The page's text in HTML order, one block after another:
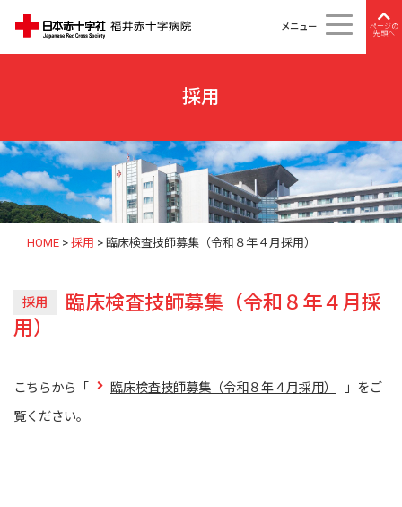
メニュー
ページの
先頭へ
採用
HOME > 採用 > 臨床検査技師募集（令和８年４月採用）
採用
臨床検査技師募集（令和８年４月採
用）
こちらから「 臨床検査技師募集（令和８年４月採用）
」をご
覧ください。